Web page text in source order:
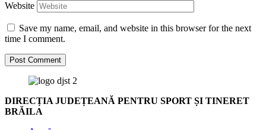
Website
Save my name, email, and website in this browser for the next
time I comment.
DIRECȚIA JUDEȚEANĂ PENTRU SPORT ȘI TINERET
BRĂILA